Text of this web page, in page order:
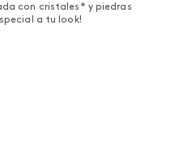
con cristales* y piedras
a tu look!